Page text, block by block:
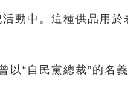
動中。這種供品用於
以“自民黨總裁”的名